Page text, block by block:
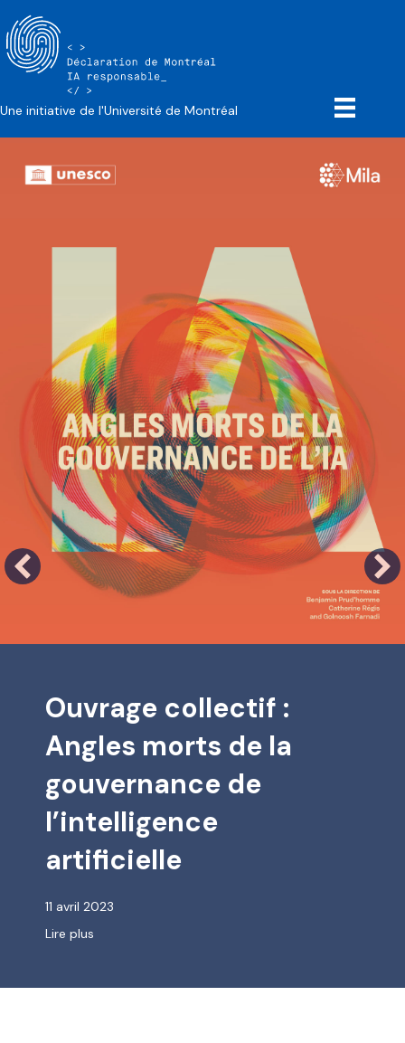
Une initiative de l'Université de Montréal
de handicap : financement d’un projet innovant
Ouvrage collectif :
Angles morts de la
gouvernance de
l’intelligence
artificielle
11 avril 2023
Lire plus